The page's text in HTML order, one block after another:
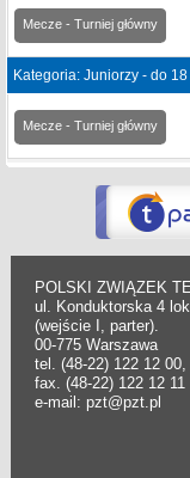
Mecze - Turniej główny
Kategoria: Juniorzy - do
Mecze - Turniej główny
POLSKI ZWIĄZEK
ul. Konduktorska 4
(wejście I, parter).
00-775 Warszawa
tel. (48-22) 122 12
fax. (48-22) 122 12 11
e-mail: pzt@pzt.pl